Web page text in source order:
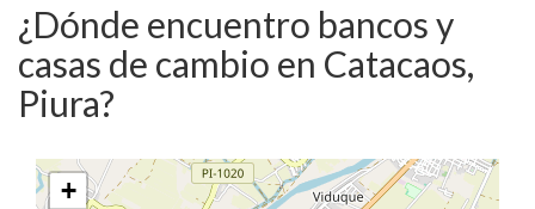
¿Dónde encuentro bancos y
casas de cambio en Catacaos,
Piura?
+